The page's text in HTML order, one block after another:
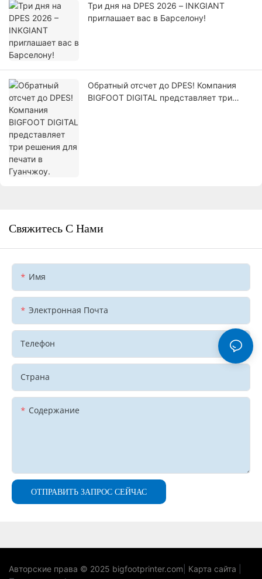
Три дня на DPES 2026 – INKGIANT
приглашает вас в Барселону!
Обратный отсчет до DPES! Компания
BIGFOOT DIGITAL представляет три
Свяжитесь С Нами
Имя
Электронная Почта
Телефон
Страна
Содержание
ОТПРАВИТЬ ЗАПРОС СЕЙЧАС
Авторские права © 2025 bigfootprinter.com Карта сайта